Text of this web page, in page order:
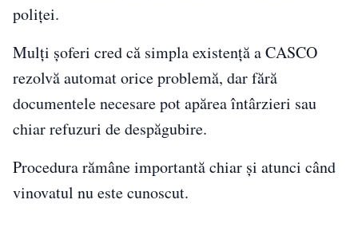
poliței.
Mulți șoferi cred că simpla existență a CASCO
rezolvă automat orice problemă, dar fără
documentele necesare pot apărea întârzieri sau
chiar refuzuri de despăgubire.
Procedura rămâne importantă chiar și atunci când
vinovatul nu este cunoscut.